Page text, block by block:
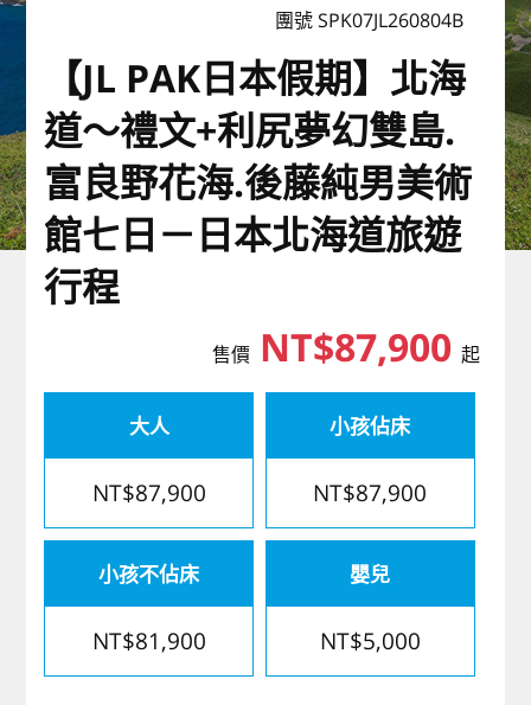
東南亞
美加紐澳
歐洲
團號 SPK07JL260804B
【JL PAK日本假期】北海
道～禮文+利尻夢幻雙島.
富良野花海.後藤純男美術
館七日－日本北海道旅遊
行程
售價NT$87,900 起
大人
NT$87,900
小孩佔床
NT$87,900
小孩不佔床
NT$81,900
嬰兒
NT$5,000